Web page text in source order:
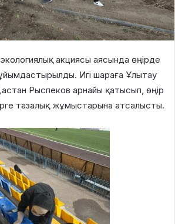
акциясы аясында өңірде
Игі шараға Ұлытау
Рыспеков арнайы қатысып, өңір
тазалық жұмыстарына атсалысты.